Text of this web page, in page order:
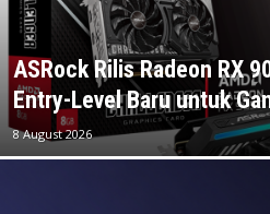
ASRock Rilis Radeon RX
Entry-Level Baru untuk
8 August 2026